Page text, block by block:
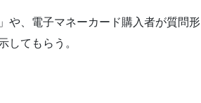
や、電子マネーカード購入者が質問形
してもらう。